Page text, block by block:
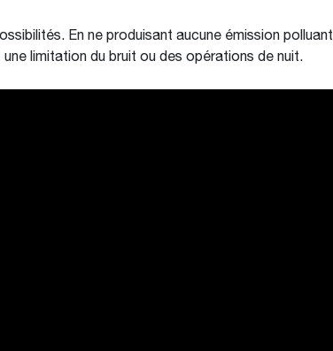
En ne produisant aucune émission
limitation du bruit ou des opérations de nuit.